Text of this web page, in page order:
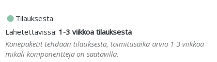
fiber_manual_record Tilauksesta
Lähetettävissä: 1-3 viikkoa tilauksesta
Konepaketit tehdään tilauksesta, toimitusaika-arvio 1-3 viikkoa
mikäli komponentteja on saatavilla.